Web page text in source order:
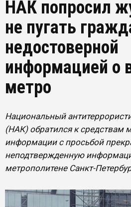
НАК попросил
не пугать
недостоверной
информацией о
метро
Национальный
(НАК) обратился к средствам
информации с просьбой
неподтвержденную
метрополитене Санкт-